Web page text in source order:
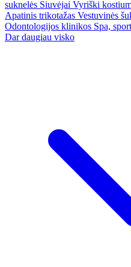
suknelės Siuvėjai Vyriški
Apatinis trikotažas Vestuvinės
Odontologijos klinikos Spa,
Dar daugiau visko